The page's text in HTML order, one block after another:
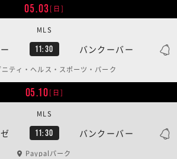
05.03[日]
11:30 バンクーバー
MLS
ティ・ヘルス・スポーツ・パーク
05.10[日]
11:30 バンクーバー
MLS
Paypalパーク